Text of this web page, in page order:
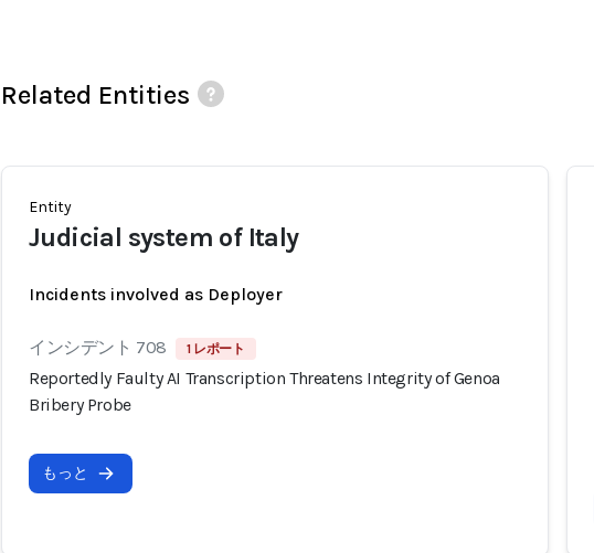
Related Entities
Entity
Judicial system of Italy
Incidents involved as Deployer
インシデント 708 1 レポート
Reportedly Faulty AI Transcription Threatens Integrity of Genoa
Bribery Probe
もっと